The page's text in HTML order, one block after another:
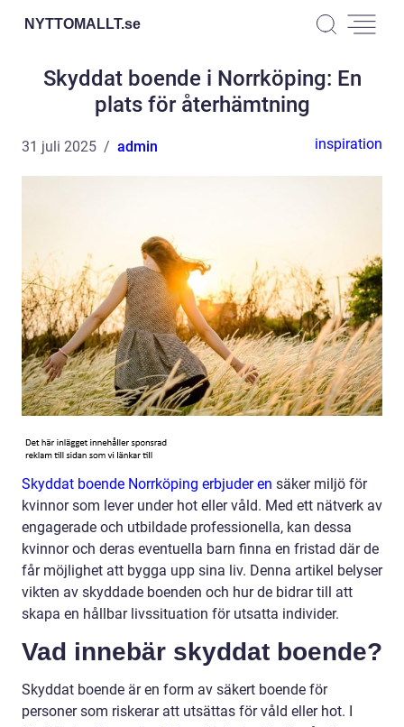
NYTTOMALLT.se
Skyddat boende i Norrköping: En
plats för återhämtning
31 juli 2025 admin inspiration
Skyddat boende Norrköping erbjuder en säker miljö för
kvinnor som lever under hot eller våld. Med ett nätverk av
engagerade och utbildade professionella, kan dessa
kvinnor och deras eventuella barn finna en fristad där de
får möjlighet att bygga upp sina liv. Denna artikel belyser
vikten av skyddade boenden och hur de bidrar till att
skapa en hållbar livssituation för utsatta individer.
Vad innebär skyddat boende?
Skyddat boende är en form av säkert boende för
personer som riskerar att utsättas för våld eller hot. I